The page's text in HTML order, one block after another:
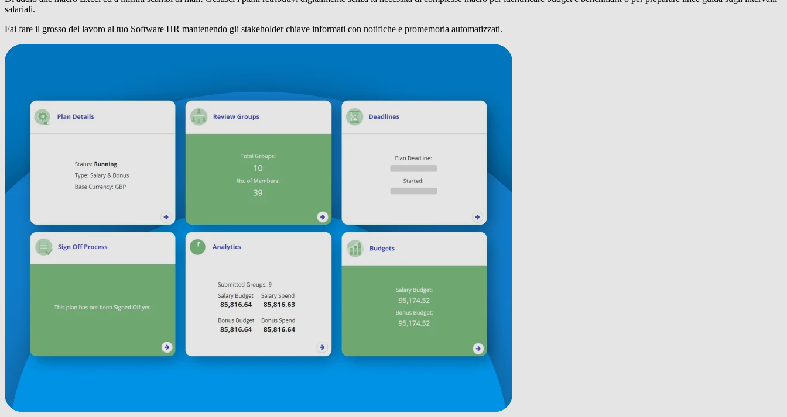
salariali.
Fai fare il grosso del lavoro al tuo Software HR mantenendo gli stakeholder chiave informati con notifiche e promemoria automatizzati.